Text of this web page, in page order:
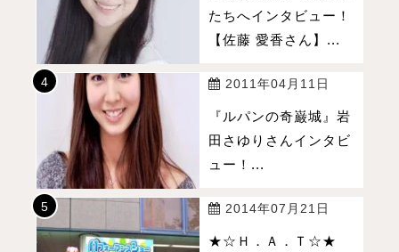
たちへインタビュー！
【佐藤 愛香さん】...
2011年04月11日
『ルパンの奇巌城』岩
田さゆりさんインタビ
ュー！...
2014年07月21日
★☆Ｈ．Ａ．Ｔ☆★